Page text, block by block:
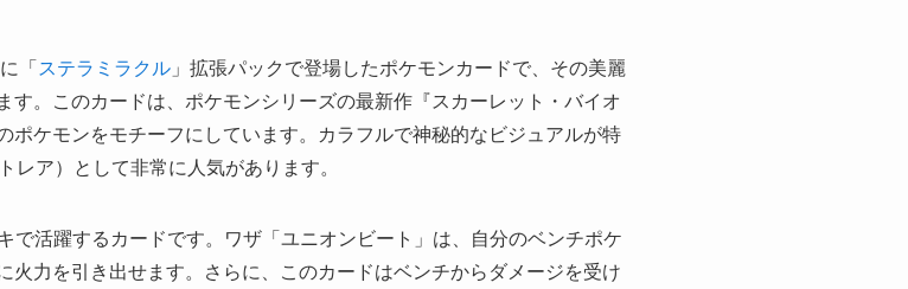
「ステラミラクル 」拡張パックで登場したポケモンカードで、その美麗
。このカードは、ポケモンシリーズの最新作『スカーレット・バイオ
ポケモンをモチーフにしています。カラフルで神秘的なビジュアルが特
ア）として非常に人気があります。
で活躍するカードです。ワザ「ユニオンビート」は、自分のベンチポケ
力を引き出せます。さらに、このカードはベンチからダメージを受け